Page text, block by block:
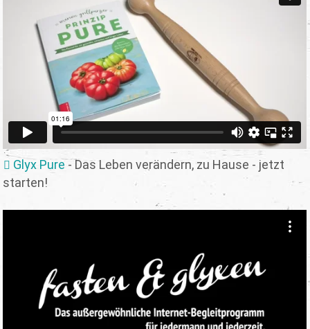
Glyx Pure- Das Leben verändern, zu Hause - jetzt
starten!